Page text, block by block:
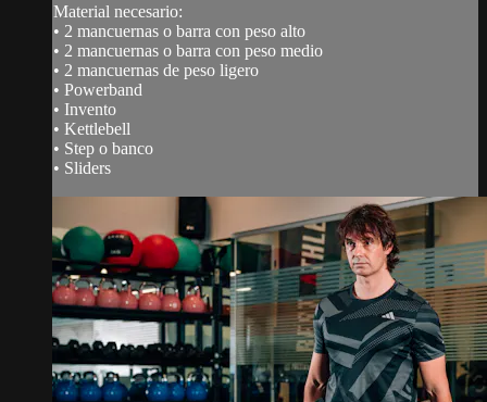
Material necesario:
• 2 mancuernas o barra con peso alto
• 2 mancuernas o barra con peso medio
• 2 mancuernas de peso ligero
• Powerband
• Invento
• Kettlebell
• Step o banco
• Sliders